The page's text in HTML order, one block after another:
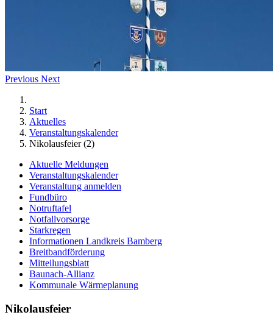
Previous Next
Start
Aktuelles
Veranstaltungskalender
Nikolausfeier (2)
Aktuelle Meldungen
Veranstaltungskalender
Veranstaltung anmelden
Fundbüro
Notruftafel
Notfallvorsorge
Starkregen
Informationen Landkreis Bamberg
Breitbandförderung
Mitteilungsblatt
Baunach-Allianz
Kommunale Wärmeplanung
Nikolausfeier